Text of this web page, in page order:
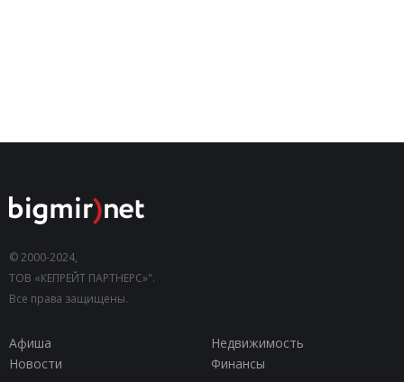
© 2000-2024,
ТОВ «КЕПРЕЙТ ПАРТНЕРС»".
Все права защищены.
Афиша
Недвижимость
Новости
Финансы